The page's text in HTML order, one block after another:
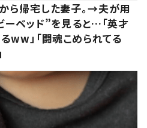
ら帰宅した妻子。→夫が用
ーベッド”を見ると…「英才
ww」「闘魂こめられてる